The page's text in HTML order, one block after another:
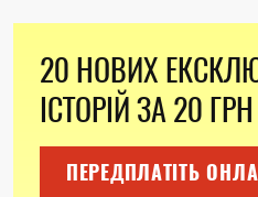
задихатися. Але мала
обов’язки, тому мусила жити.
Богданчиком передивлялися
пропонував зняти його, чи й
фільмувати.
20 НОВИХ
ІСТОРІЙ ЗА 20 ГРН
ПЕРЕДПЛАТІТЬ